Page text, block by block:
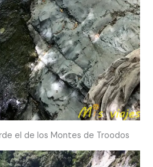
el de los Montes de Troodos